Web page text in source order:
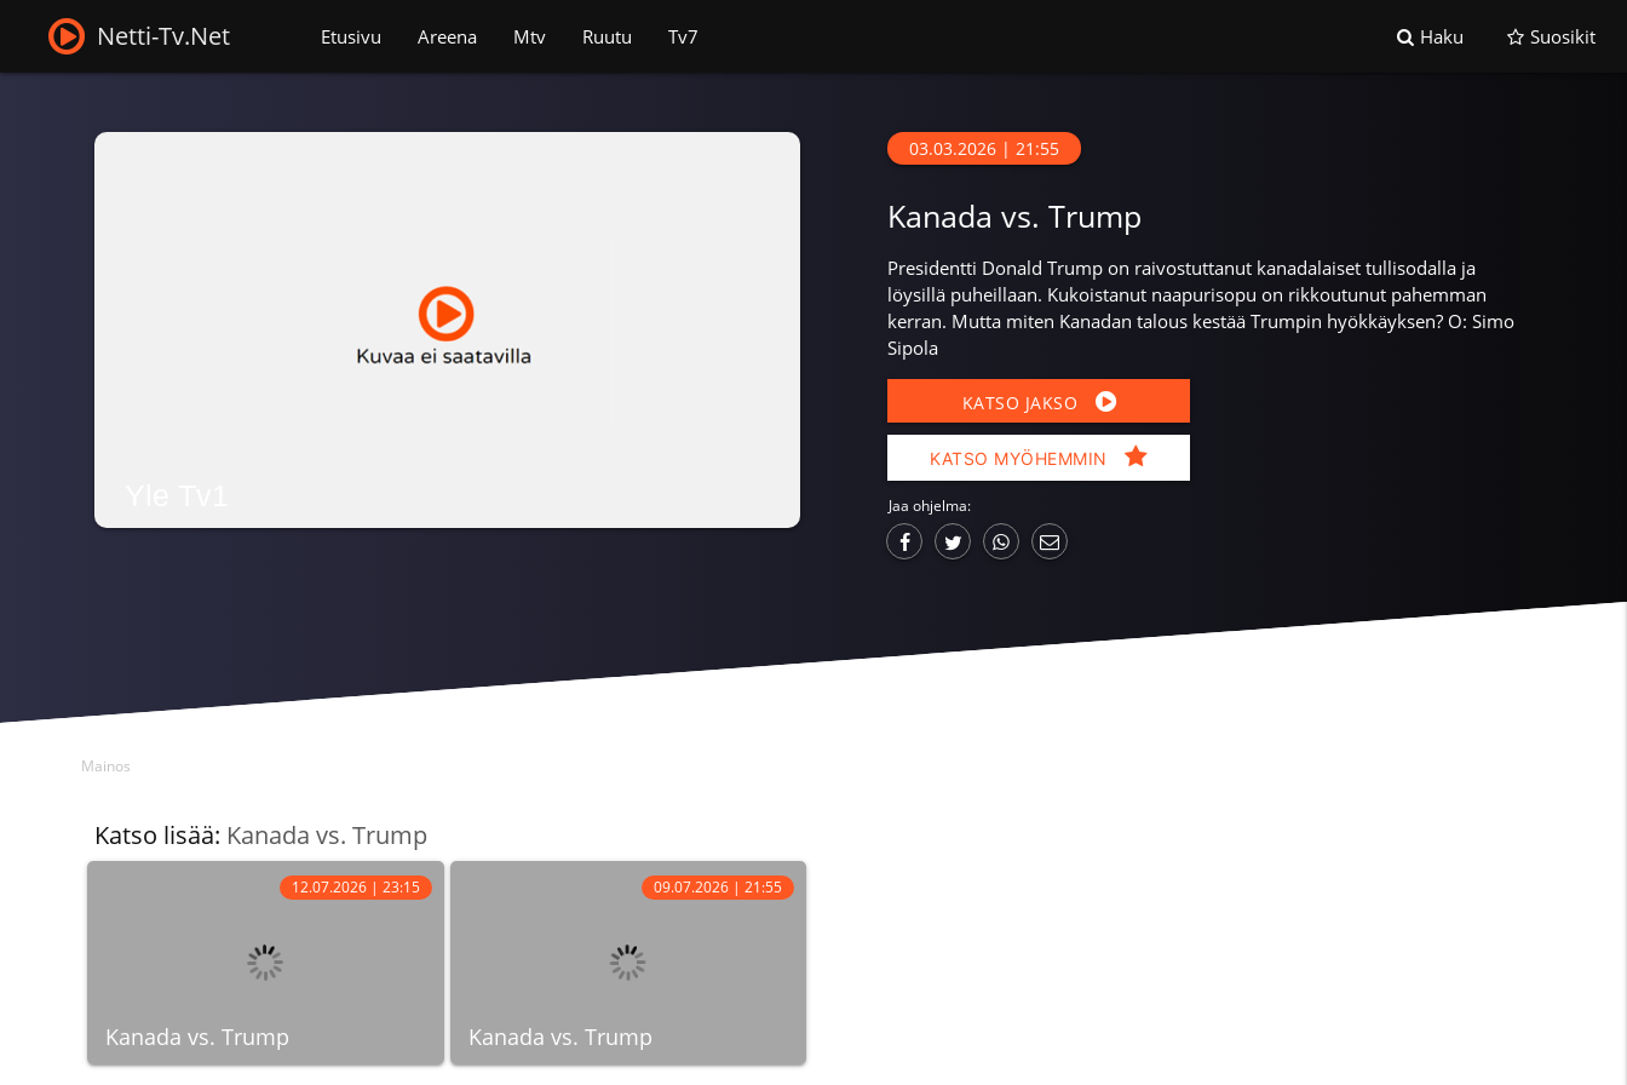
Netti-Tv.Net Etusivu Areena Mtv Ruutu Tv7 Haku Suosikit
03.03.2026 | 21:55
Kanada vs. Trump
Presidentti Donald Trump on raivostuttanut kanadalaiset tullisodalla ja
löysillä puheillaan. Kukoistanut naapurisopu on rikkoutunut pahemman
kerran. Mutta miten Kanadan talous kestää Trumpin hyökkäyksen? O: Simo
Sipola
KATSO JAKSO
KATSO MYÖHEMMIN
Jaa ohjelma:
Mainos
Katso lisää: Kanada vs. Trump
Kanada vs. Trump
12.07.2026 | 23:15
Kanada vs. Trump
09.07.2026 | 21:55